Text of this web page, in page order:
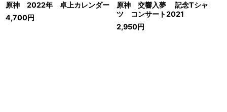
原神 2022年 卓上カレンダー
4,700円
原神 交響入夢 記念Tシャ
ツ コンサート2021
2,950円